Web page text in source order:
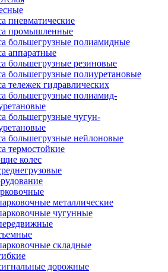
пневматические
промышленные
большегрузные полиамидные
аппаратные
большегрузные резиновые
большегрузные полиуретановые
тележек гидравлических
большегрузные полиамид-
большегрузные чугун-
большегрузные нейлоновые
термостойкие
колес
металлические
чугунные
складные
дорожные